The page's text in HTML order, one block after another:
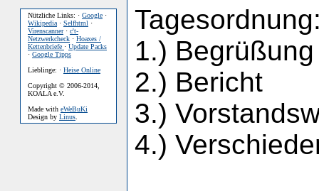
Nützliche Links: · Google ·
Wikipedia · Selfhtml ·
Virenscanner· c't-
Netzwerkcheck · Hoaxes /
Kettenbriefe · Update Packs
· Google Tipps
Lieblinge: · Heise Online
Copyright © 2006-2014,
KOALA e.V.
Made with eWeBuKi
Design by Linus
1.) Begrüßung
2.) Bericht
3.)
4.)